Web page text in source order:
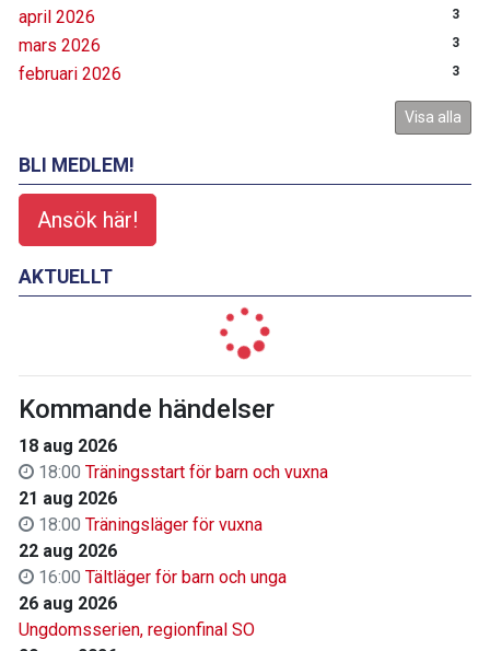
april 2026 3
mars 2026 3
februari 2026 3
Visa alla
BLI MEDLEM!
Ansök här!
AKTUELLT
Kommande händelser
18 aug 2026
18:00 Träningsstart för barn och vuxna
21 aug 2026
18:00 Träningsläger för vuxna
22 aug 2026
16:00 Tältläger för barn och unga
26 aug 2026
Ungdomsserien, regionfinal SO